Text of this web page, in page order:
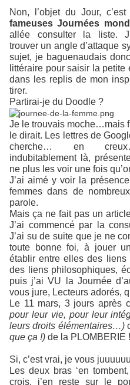
Non, l’objet du Jour, c’est
fameuses Journées
allée consulter la liste.
trouver un angle d’attaque
sujet, je baguenaudais
littéraire pour saisir la
dans les replis de mon
tirer.
Partirai-je du Doodle ?
Je le trouvais moche…mais
le dirait. Les lettres de
cherche… en
indubitablement là,
ne plus les voir une fois
J’ai aimé y voir la
femmes dans de
parole.
Mais ça ne fait pas un
J’ai commencé par la
J’ai su de suite que je ne
toute bonne foi, à jouer
établir entre elles des liens
des liens philosophiques,
puis j’ai VU la Journée
vous jure, Lecteurs adorés,
Le 11 mars, 3 jours après
pour leur vie, pour leur
leurs droits élémentaires…)
que ça !) de la PLOMBERIE !
Si, c’est vrai, je vous
Les deux bras ‘en
crois, j’en reste sur le